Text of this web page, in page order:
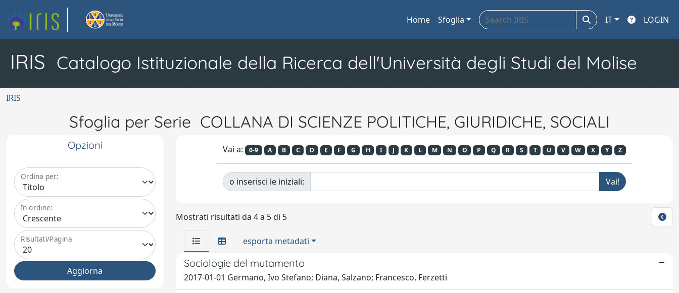
Home Sfoglia IT LOGIN
IRIS Catalogo Istituzionale della Ricerca dell'Università degli Studi del Molise
IRIS
Sfoglia per Serie COLLANA DI SCIENZE POLITICHE, GIURIDICHE, SOCIALI
Opzioni
Ordina per:
In ordine:
Risultati/Pagina
Vai a: 0-9 A B C D E F G H I J K L M N O P Q R S T U V W X Y Z
o inserisci le iniziali:
Mostrati risultati da 4 a 5 di 5
esporta metadati
Sociologie del mutamento
2017-01-01 Germano, Ivo Stefano; Diana, Salzano; Francesco, Ferzetti